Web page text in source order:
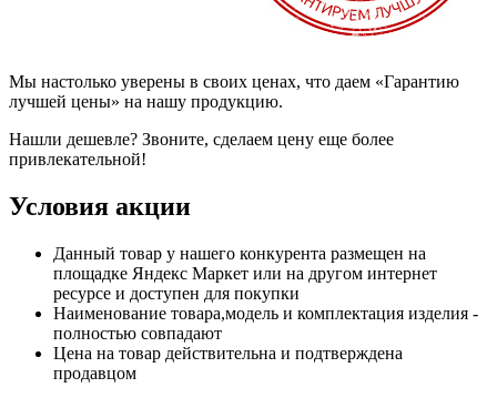
Мы настолько уверены в своих ценах, что даем «Гарантию
лучшей цены» на нашу продукцию.
Нашли дешевле? Звоните, сделаем цену еще более
привлекательной!
Условия акции
Данный товар у нашего конкурента размещен на
площадке Яндекс Маркет или на другом интернет
ресурсе и доступен для покупки
Наименование товара,модель и комплектация изделия -
полностью совпадают
Цена на товар действительна и подтверждена
продавцом